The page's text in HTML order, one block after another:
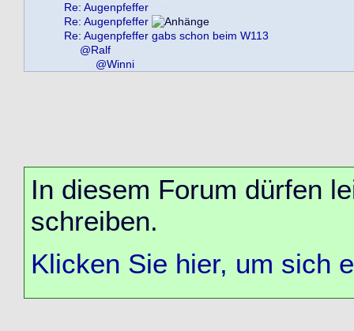
Re: Augenpfeffer
Re: Augenpfeffer
Re: Augenpfeffer gabs schon beim W113
@Ralf
@Winni
In diesem Forum dürfen
schreiben.
Klicken Sie hier, um sich